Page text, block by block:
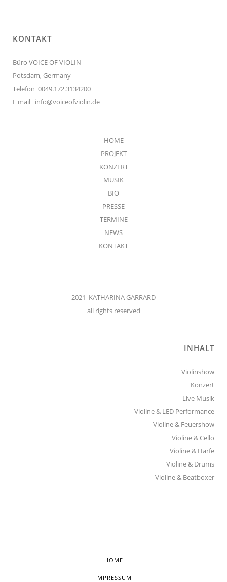
KONTAKT
Büro VOICE OF VIOLIN
Potsdam, Germany
Telefon 0049.172.3134200
E mail info@voiceofviolin.de
HOME
PROJEKT
KONZERT
MUSIK
BIO
PRESSE
TERMINE
NEWS
KONTAKT
2021 KATHARINA GARRARD
all rights reserved
INHALT
Violinshow
Konzert
Live Musik
Violine & LED Performance
Violine & Feuershow
Violine & Cello
Violine & Harfe
Violine & Drums
Violine & Beatboxer
HOME
IMPRESSUM